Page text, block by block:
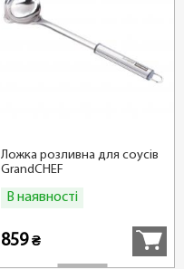
Ложка розливна для соусів
GrandCHEF
В наявності
859₴